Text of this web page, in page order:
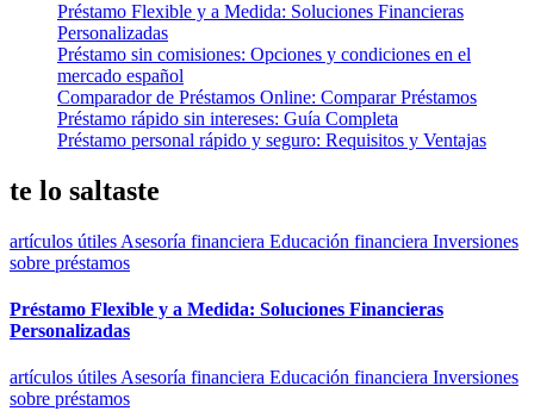
Préstamo Flexible y a Medida: Soluciones Financieras
Personalizadas
Préstamo sin comisiones: Opciones y condiciones en el
mercado español
Comparador de Préstamos Online: Comparar Préstamos
Préstamo rápido sin intereses: Guía Completa
Préstamo personal rápido y seguro: Requisitos y Ventajas
te lo saltaste
artículos útiles Asesoría financiera Educación financiera Inversiones
sobre préstamos
Préstamo Flexible y a Medida: Soluciones Financieras
Personalizadas
artículos útiles Asesoría financiera Educación financiera Inversiones
sobre préstamos